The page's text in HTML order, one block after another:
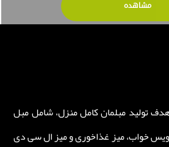
مشاهده
تولید مبلمان کامل منزل، شامل مبل
خواب، میز غذاخوری و میز ال سی دی